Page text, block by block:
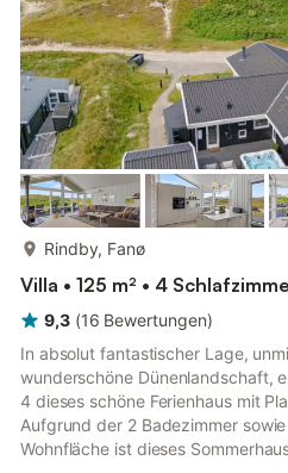
spannende...
Rindby, Fanø
Villa • 125 m² • 4
9,3 (16 Bewertungen)
In absolut fantastischer Lage,
wunderschöne Dünenlandschaft,
4 dieses schöne Ferienhaus mit
Aufgrund der 2 Badezimmer
Wohnfläche ist dieses